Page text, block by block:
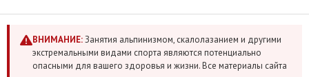
ВНИМАНИЕ:Занятия альпинизмом, скалолазанием и другими
экстремальными видами спорта являются потенциально
опасными для вашего здоровья и жизни. Все материалы сайта